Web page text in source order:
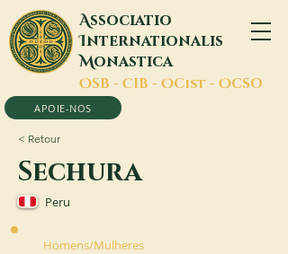
Associatio
Internationalis
Monastica
OSB - CIB - OCist - OCSO
APOIE-NOS
< Retour
Sechura
Peru
Homens/Mulheres